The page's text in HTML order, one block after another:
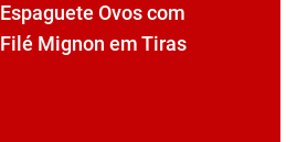
Espaguete Ovos com
Filé Mignon em Tiras